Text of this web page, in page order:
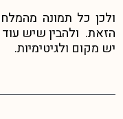
ולכן כל תמונה
הזאת. ולהבין שיש
יש מקום ולגיטימיות.